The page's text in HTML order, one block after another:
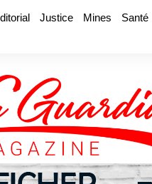
Justice Mines Santé